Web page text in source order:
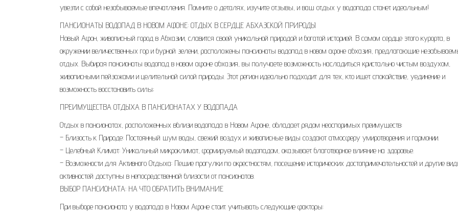
увезти с собой незабываемые впечатления. Помните о деталях, изучите отзывы, и ваш отдых у водопада станет идеальным!
ПАНСИОНАТЫ ВОДОПАД В НОВОМ АФОНЕ: ОТДЫХ В СЕРДЦЕ АБХАЗСКОЙ ПРИРОДЫ
Новый Афон, живописный город в Абхазии, славится своей уникальной природой и богатой историей. В самом сердце этого курорта, в
окружении величественных гор и бурной зелени, расположены пансионаты водопад в новом афоне абхазия, предлагающие
отдых. Выбирая пансионаты водопад в новом афоне абхазия, вы получаете возможность насладиться кристально чистым воздухом,
живописными пейзажами и целительной силой природы. Этот регион идеально подходит для тех, кто ищет спокойствие, уединение и
возможность восстановить силы;
ПРЕИМУЩЕСТВА ОТДЫХА В ПАНСИОНАТАХ У ВОДОПАДА
Отдых в пансионатах, расположенных вблизи водопада в Новом Афоне, обладает рядом неоспоримых преимуществ:
– Близость к Природе: Постоянный шум воды, свежий воздух и живописные виды создают атмосферу умиротворения и гармонии.
– Целебный Климат: Уникальный микроклимат, формируемый водопадом, оказывает благотворное влияние на здоровье.
– Возможности для Активного Отдыха: Пешие прогулки по окрестностям, посещение исторических достопримечательностей и другие
активностей доступны в непосредственной близости от пансионатов.
ВЫБОР ПАНСИОНАТА: НА ЧТО ОБРАТИТЬ ВНИМАНИЕ
При выборе пансионата у водопада в Новом Афоне стоит учитывать следующие факторы: